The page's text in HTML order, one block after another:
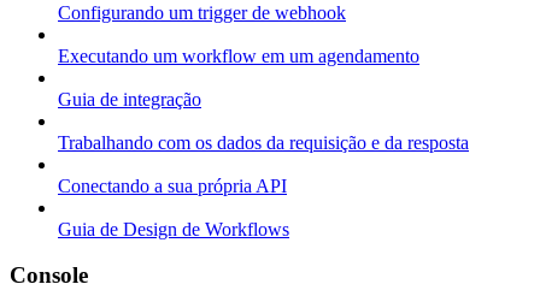
Configurando um trigger de webhook
Executando um workflow em um agendamento
Guia de integração
Trabalhando com os dados da requisição e da resposta
Conectando a sua própria API
Guia de Design de Workflows
Console